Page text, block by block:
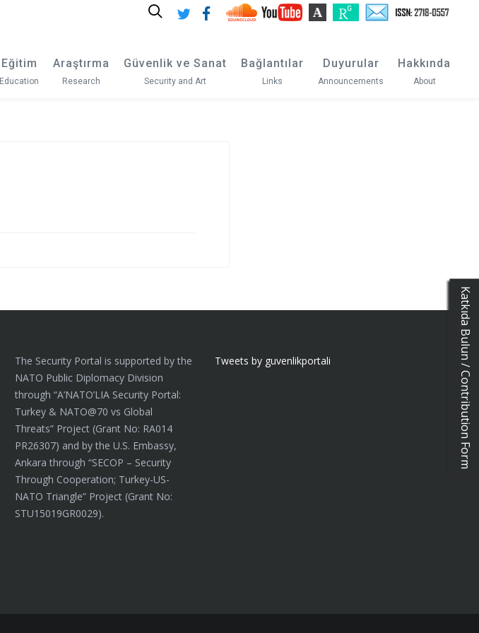
Eğitim
Education
Araştırma
Research
Güvenlik ve Sanat
Security and Art
Bağlantılar
Links
Duyurular
Announcements
Hakkında
About
Katkıda Bulun / Contribution Form
The Security Portal is supported by the
NATO Public Diplomacy Division
through “A’NATO’LIA Security Portal:
Turkey & NATO@70 vs Global
Threats” Project (Grant No: RA014
PR26307) and by the U.S. Embassy,
Ankara through “SECOP – Security
Through Cooperation; Turkey-US-
NATO Triangle” Project (Grant No:
STU15019GR0029).
Tweets by guvenlikportali